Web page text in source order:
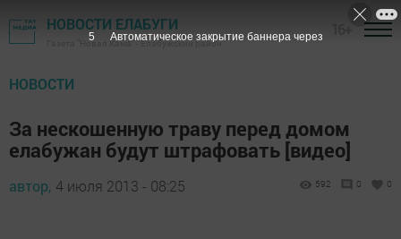
НОВОСТИ ЕЛАБУГИ
Газета "Новая Кама" - Елабужский район
НОВОСТИ
За нескошенную траву перед домом
елабужан будут штрафовать [видео]
автор, 4 июля 2013 - 08:25 592 0 0
4 Автоматическое закрытие баннера через